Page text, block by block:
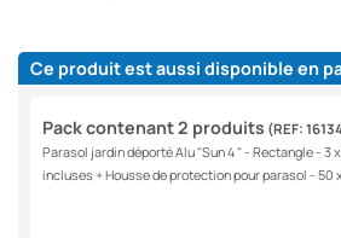
Ce produit est aussi disponible en
Pack contenant 2 produits (REF:
Parasol jardin déporté Alu "Sun 4 " - Rectangle - 3
incluses + Housse de protection pour parasol - 50